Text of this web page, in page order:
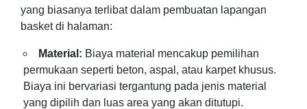
yang biasanya terlibat dalam pembuatan lapangan
basket di halaman:
Material: Biaya material mencakup pemilihan
permukaan seperti beton, aspal, atau karpet khusus.
Biaya ini bervariasi tergantung pada jenis material
yang dipilih dan luas area yang akan ditutupi.